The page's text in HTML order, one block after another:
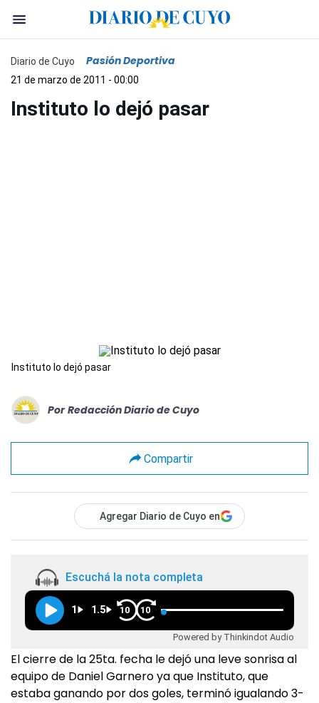
Diario de Cuyo Pasión Deportiva
21 de marzo de 2011 - 00:00
Instituto lo dejó pasar
Instituto lo dejó pasar
Por Redacción Diario de Cuyo
Compartir
Agregar Diario de Cuyo en
Escuchá la nota completa
1 1.5 10 10
Powered by Thinkindot Audio
El cierre de la 25ta. fecha le dejó una leve sonrisa al
equipo de Daniel Garnero ya que Instituto, que
estaba ganando por dos goles, terminó igualando 3-